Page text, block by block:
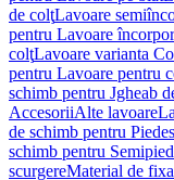
de colţLavoare
pentru Lavoare
colţLavoare varianta
pentru Lavoare pentru
schimb pentru Jgheab
AccesoriiAlte lavoare
de schimb pentru
schimb pentru
scurgereMaterial de